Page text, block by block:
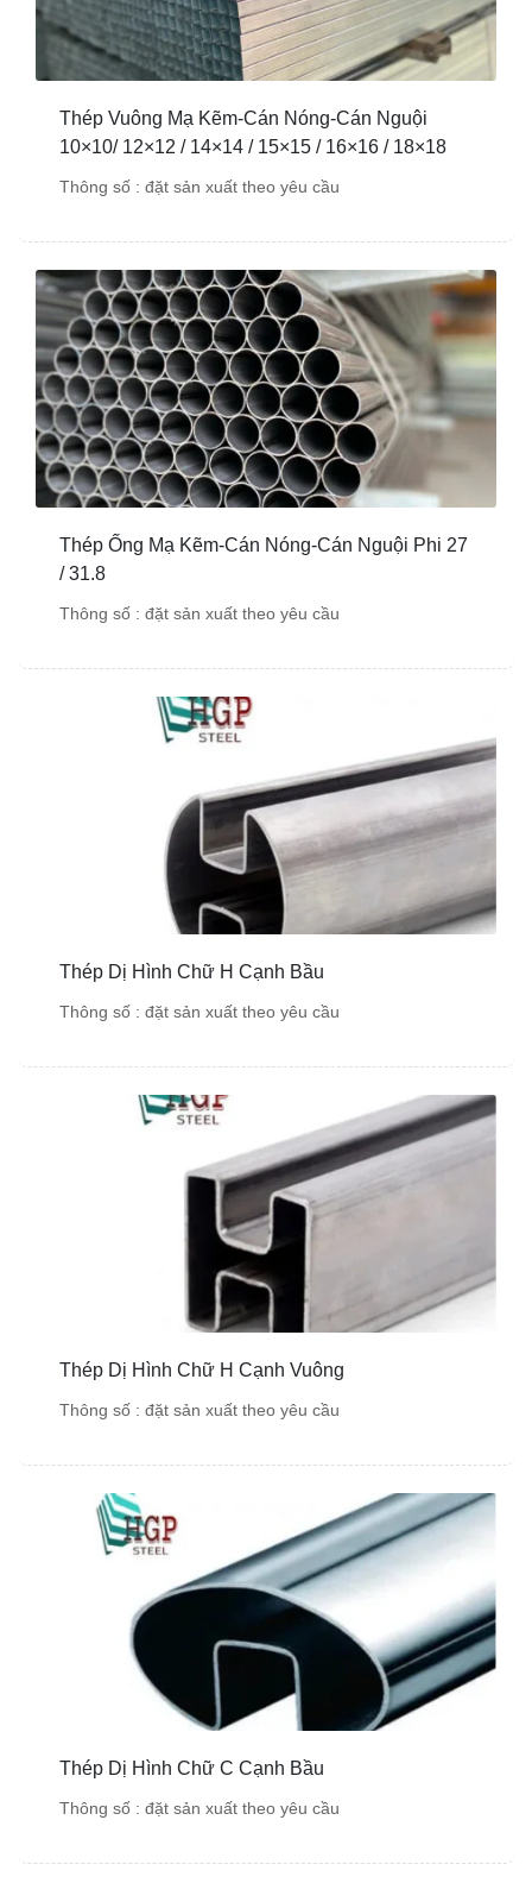
Thép Vuông Mạ Kẽm-Cán Nóng-Cán Nguội
10×10/ 12×12 / 14×14 / 15×15 / 16×16 / 18×18
Thông số : đặt sản xuất theo yêu cầu
Thép Ống Mạ Kẽm-Cán Nóng-Cán Nguội Phi 27
/ 31.8
Thông số : đặt sản xuất theo yêu cầu
Thép Dị Hình Chữ H Cạnh Bầu
Thông số : đặt sản xuất theo yêu cầu
Thép Dị Hình Chữ H Cạnh Vuông
Thông số : đặt sản xuất theo yêu cầu
Thép Dị Hình Chữ C Cạnh Bầu
Thông số : đặt sản xuất theo yêu cầu